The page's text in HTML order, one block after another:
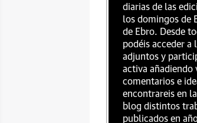
diarias de las
los domingos de
de Ebro. Desde
podéis acceder a
adjuntos y
activa añadiendo
comentarios e
encontrareis en
blog distintos
publicados en